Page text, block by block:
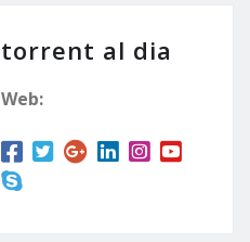
torrent al dia
Web: